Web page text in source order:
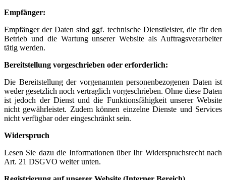
Empfänger:
Empfänger der Daten sind ggf. technische Dienstleister, die für den
Betrieb und die Wartung unserer Website als Auftragsverarbeiter
tätig werden.
Bereitstellung vorgeschrieben oder erforderlich:
Die Bereitstellung der vorgenannten personenbezogenen Daten ist
weder gesetzlich noch vertraglich vorgeschrieben. Ohne diese Daten
ist jedoch der Dienst und die Funktionsfähigkeit unserer Website
nicht gewährleistet. Zudem können einzelne Dienste und Services
nicht verfügbar oder eingeschränkt sein.
Widerspruch
Lesen Sie dazu die Informationen über Ihr Widerspruchsrecht nach
Art. 21 DSGVO weiter unten.